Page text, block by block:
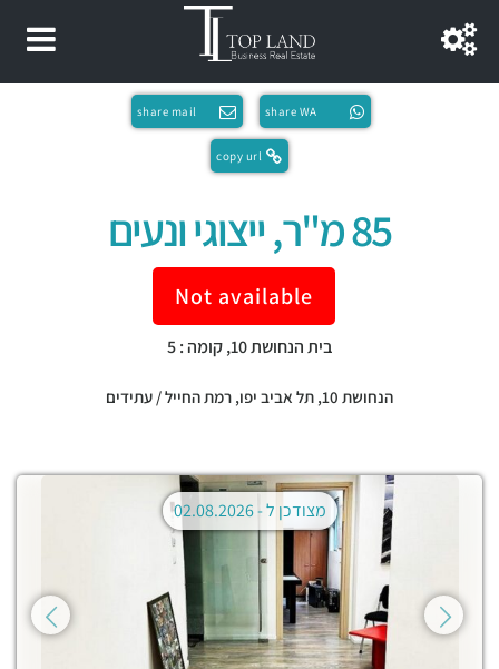
share WA
share mail
copy url
85 מ"ר, ייצוגי ונעים
Not available
בית הנחושת 10, קומה : 5
הנחושת 10, תל אביב יפו, רמת החייל / עתידים
מצודכן ל -02.08.2026